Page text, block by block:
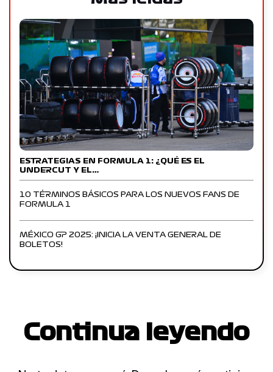
ESTRATEGIAS EN FORMULA 1: ¿QUÉ ES EL
UNDERCUT Y EL…
10 TÉRMINOS BÁSICOS PARA LOS NUEVOS FANS DE
FORMULA 1
MÉXICO GP 2025: ¡INICIA LA VENTA GENERAL DE
BOLETOS!
Continua leyendo